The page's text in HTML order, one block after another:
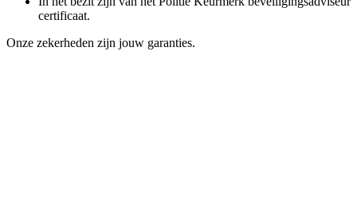
certificaat.
Onze zekerheden zijn jouw garanties.